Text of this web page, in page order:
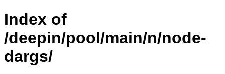
Index of
/deepin/pool/main/n/node-
dargs/